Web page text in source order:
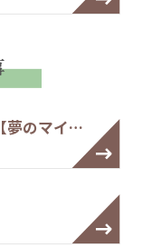
夢のマイ…